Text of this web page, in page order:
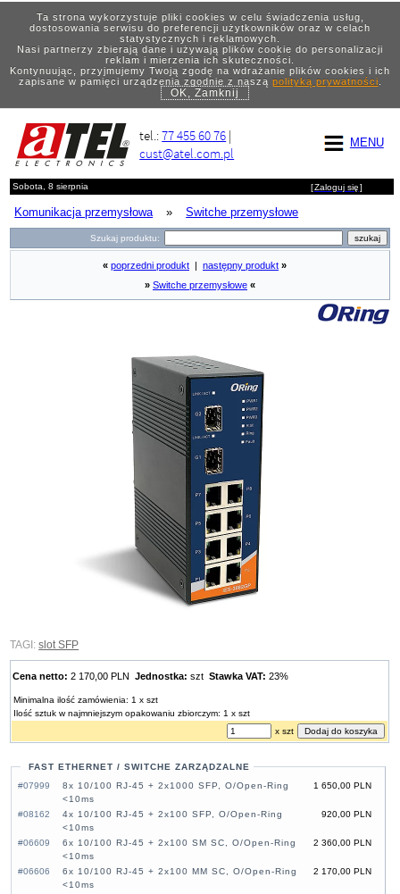
Ta strona wykorzystuje pliki cookies w celu świadczenia usług,
dostosowania serwisu do preferencji użytkowników oraz w celach
statystycznych i reklamowych.
Nasi partnerzy zbierają dane i używają plików cookie do personalizacji
reklam i mierzenia ich skuteczności.
Kontynuując, przyjmujemy Twoją zgodę na wdrażanie plików cookies i ich
zapisane w pamięci urządzenia zgodnie z naszą polityką prywatności.
OK, Zamknij
MENU
tel.:77 455 60 76 |
cust@atel.com.pl
Sobota, 8 sierpnia [Zaloguj się]
Komunikacja przemysłowa » Switche przemysłowe
Szukaj produktu:
« poprzedni produkt następny produkt »
» Switche przemysłowe «
TAGI:slot SFP
Cena netto: 2 170,00 PLNJednostka: sztStawka VAT: 23%
Minimalna ilość zamówienia: 1 x szt
Ilość sztuk w najmniejszym opakowaniu zbiorczym: 1 x szt
x szt
FAST ETHERNET / SWITCHE ZARZĄDZALNE
#07999
1 650,00 PLN
8x 10/100 RJ-45 + 2x1000 SFP, O/Open-Ring
<10ms
#08162
920,00 PLN
4x 10/100 RJ-45 + 2x100 SFP, O/Open-Ring
<10ms
#06609
2 360,00 PLN
6x 10/100 RJ-45 + 2x100 SM SC, O/Open-Ring
<10ms
#06606
2 170,00 PLN
6x 10/100 RJ-45 + 2x100 MM SC, O/Open-Ring
<10ms